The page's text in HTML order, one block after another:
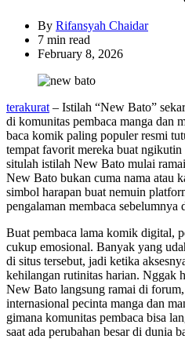
By Rifansyah Chaidar
Estimated
read
7 min read
February 8, 2026
terakurat – Istilah “New Bato”
di komunitas pembaca manga dan
baca komik paling populer resmi
tempat favorit mereka buat ngikutin
situlah istilah New Bato mulai
New Bato bukan cuma nama atau
simbol harapan buat nemuin
pengalaman membaca sebelumnya
Buat pembaca lama komik digital,
cukup emosional. Banyak yang
di situs tersebut, jadi ketika
kehilangan rutinitas harian. Nggak
New Bato langsung ramai di
internasional pecinta manga dan
gimana komunitas pembaca bisa
saat ada perubahan besar di dunia